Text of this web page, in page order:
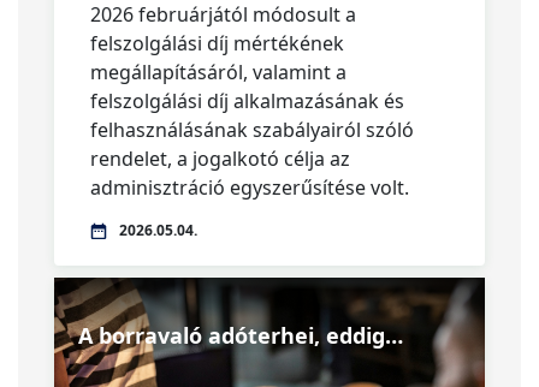
2026 februárjától módosult a
felszolgálási díj mértékének
megállapításáról, valamint a
felszolgálási díj alkalmazásának és
felhasználásának szabályairól szóló
rendelet, a jogalkotó célja az
adminisztráció egyszerűsítése volt.
2026.05.04.
A borravaló adóterhei, eddig…